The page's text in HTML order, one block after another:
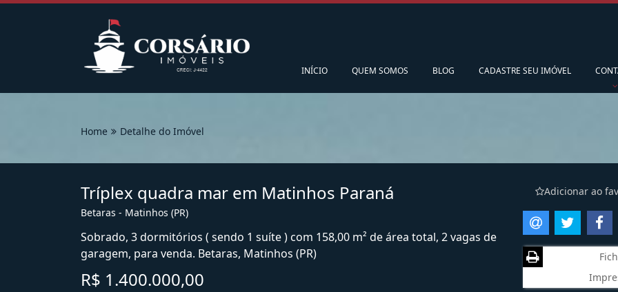
INÍCIO QUEM SOMOS BLOG CADASTRE SEU IMÓVEL
Home Detalhe do Imóvel
Tríplex quadra mar em Matinhos Paraná
Betaras - Matinhos (PR)
Sobrado, 3 dormitórios ( sendo 1 suíte ) com 158,00 m² de área total, 2 vagas de
garagem, para venda. Betaras, Matinhos (PR)
R$ 1.400.000,00
Adicionar ao